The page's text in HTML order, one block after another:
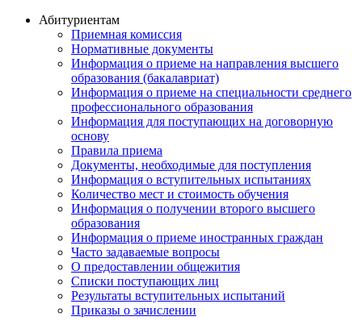
Абитуриентам
Приемная комиссия
Нормативные документы
Информация о приеме на направления высшего
образования (бакалавриат)
Информация о приеме на специальности среднего
профессионального образования
Информация для поступающих на договорную
основу
Правила приема
Документы, необходимые для поступления
Информация о вступительных испытаниях
Количество мест и стоимость обучения
Информация о получении второго высшего
образования
Информация о приеме иностранных граждан
Часто задаваемые вопросы
О предоставлении общежития
Списки поступающих лиц
Результаты вступительных испытаний
Приказы о зачислении